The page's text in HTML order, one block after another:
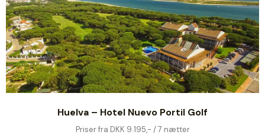
Huelva – Hotel Nuevo Portil Golf
Priser fra DKK 9.195,- / 7 nætter